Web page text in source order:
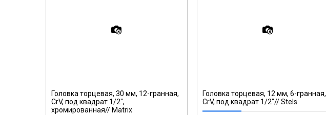
Головка торцевая, 30 мм, 12-гранная,
CrV, под квадрат 1/2",
хромированная// Matrix
Головка торцевая, 12 мм, 6-гранная,
CrV, под квадрат 1/2"// Stels